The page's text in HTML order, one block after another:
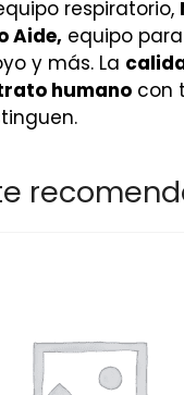
respiratorio,
Aide, equipo
y más. La
humano con